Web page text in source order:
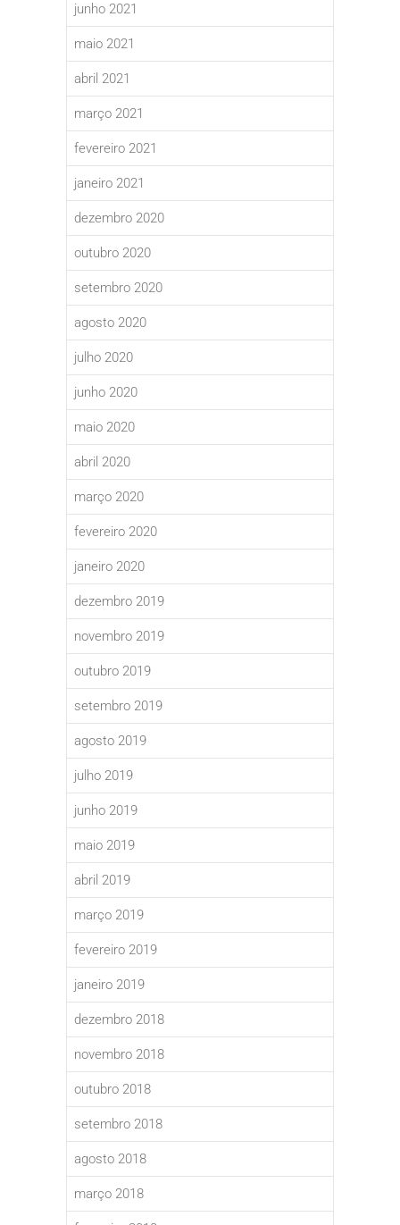
junho 2021
maio 2021
abril 2021
março 2021
fevereiro 2021
janeiro 2021
dezembro 2020
outubro 2020
setembro 2020
agosto 2020
julho 2020
junho 2020
maio 2020
abril 2020
março 2020
fevereiro 2020
janeiro 2020
dezembro 2019
novembro 2019
outubro 2019
setembro 2019
agosto 2019
julho 2019
junho 2019
maio 2019
abril 2019
março 2019
fevereiro 2019
janeiro 2019
dezembro 2018
novembro 2018
outubro 2018
setembro 2018
agosto 2018
março 2018